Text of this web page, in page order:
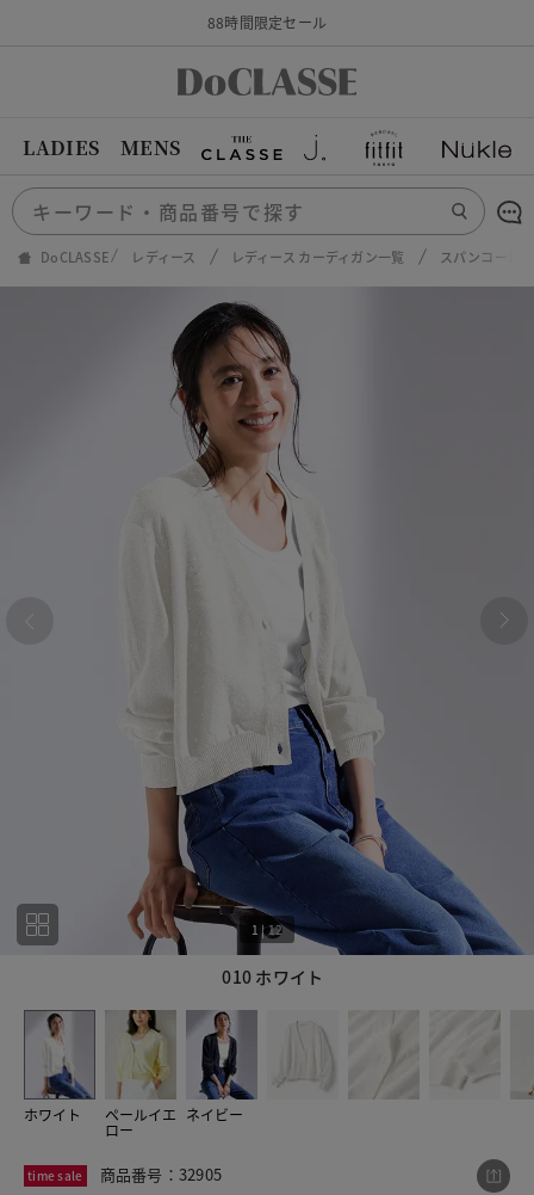
88時間限定セール
LADIES MENS
DoCLASSE レディース レディース カーディガン一覧 スパンコール
010 ホワイト
1 | 12
ホワイト ペールイエ
ロー
ネイビー
time sale 商品番号：32905
この商品をシェアする